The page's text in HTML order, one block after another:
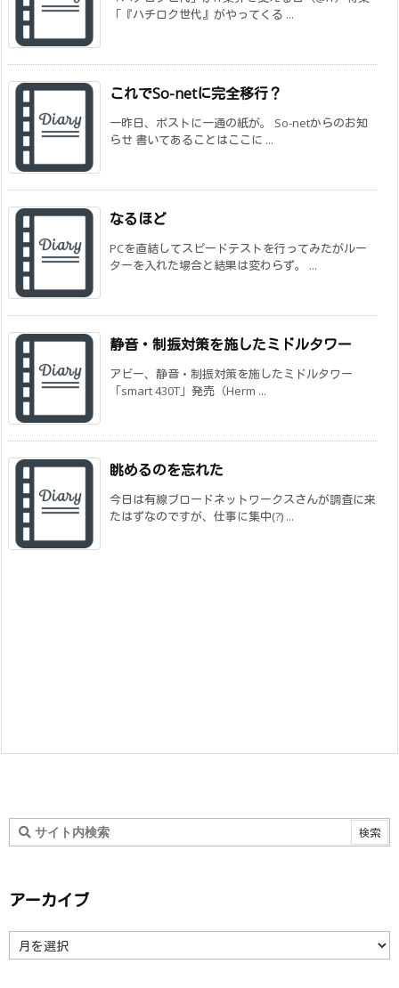
「『ハチロク世代』がやってくる ...
これでSo-netに完全移行？
一昨日、ポストに一通の紙が。 So-netからのお知
らせ 書いてあることはここに ...
なるほど
PCを直結してスピードテストを行ってみたがルー
ターを入れた場合と結果は変わらず。 ...
静音・制振対策を施したミドルタワー
アビー、静音・制振対策を施したミドルタワー
「smart 430T」発売（Herm ...
眺めるのを忘れた
今日は有線ブロードネットワークスさんが調査に来
たはずなのですが、仕事に集中(?) ...
アーカイブ
ー